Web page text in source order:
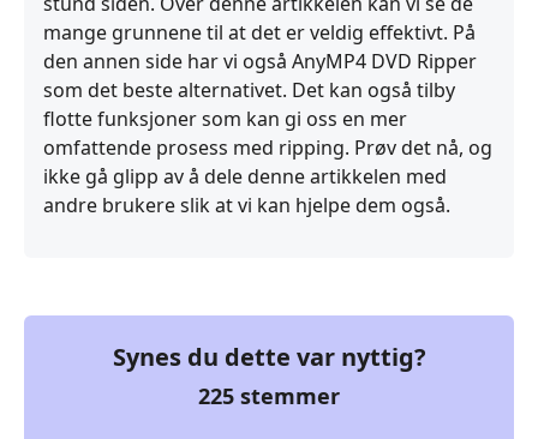
mange grunnene til at det er veldig effektivt. På
den annen side har vi også AnyMP4 DVD Ripper
som det beste alternativet. Det kan også tilby
flotte funksjoner som kan gi oss en mer
omfattende prosess med ripping. Prøv det nå, og
ikke gå glipp av å dele denne artikkelen med
andre brukere slik at vi kan hjelpe dem også.
Synes du dette var nyttig?
225 stemmer